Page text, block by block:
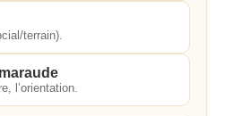
terrain).
l’orientation.